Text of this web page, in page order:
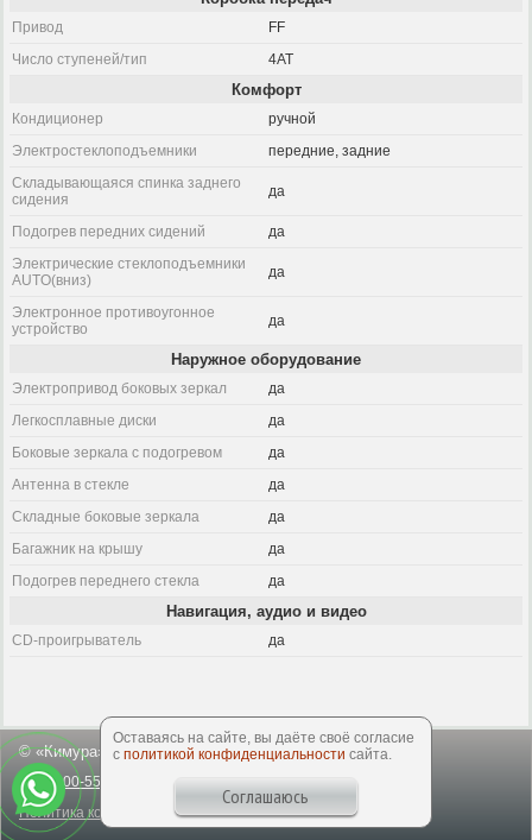
Привод
FF
Число ступеней/тип
4AT
Комфорт
Кондиционер
ручной
Электростеклоподъемники
передние, задние
Складывающаяся спинка заднего
сидения
да
Подогрев передних сидений
да
Электрические стеклоподъемники
AUTO(вниз)
да
Электронное противоугонное
устройство
да
Наружное оборудование
Электропривод боковых зеркал
да
Легкосплавные диски
да
Боковые зеркала с подогревом
да
Антенна в стекле
да
Складные боковые зеркала
да
Багажник на крышу
да
Подогрев переднего стекла
да
Навигация, аудио и видео
CD-проигрыватель да
© «Кимура», 2003-2026
8-800-550-50-64
Политика конфиденциальности
Оставаясь на сайте, вы даёте своё согласие
с политикой конфиденциальности сайта.
Соглашаюсь